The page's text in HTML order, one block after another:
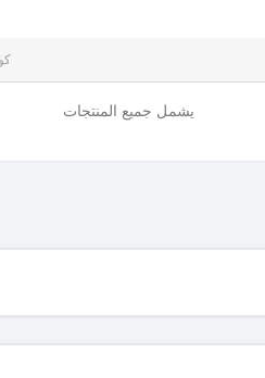
يشمل جميع المنتجات